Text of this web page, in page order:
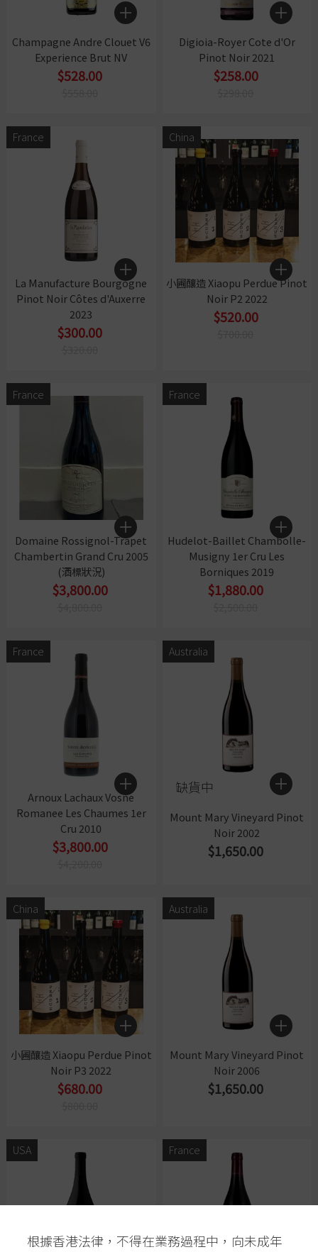
根據香港法律，不得在業務過程中，向未成年
Champagne Andre Clouet V6
Experience Brut NV
$528.00
Digioia-Royer Cote d'Or
Pinot Noir 2021
$258.00
France
La Manufacture Bourgogne
Pinot Noir Côtes d'Auxerre
2023
$300.00
China
小圃釀造 Xiaopu Perdue Pinot
Noir P2 2022
$520.00
France
Domaine Rossignol-Trapet
Chambertin Grand Cru 2005
(酒標狀況)
$3,800.00
France
Hudelot-Baillet Chambolle-
Musigny 1er Cru Les
Borniques 2019
$1,880.00
France
Arnoux Lachaux Vosne
Romanee Les Chaumes 1er
Cru 2010
$3,800.00
Australia
缺貨中
Mount Mary Vineyard Pinot
Noir 2002
$1,650.00
China
小圃釀造 Xiaopu Perdue Pinot
Noir P3 2022
$680.00
Australia
Mount Mary Vineyard Pinot
Noir 2006
$1,650.00
USA France